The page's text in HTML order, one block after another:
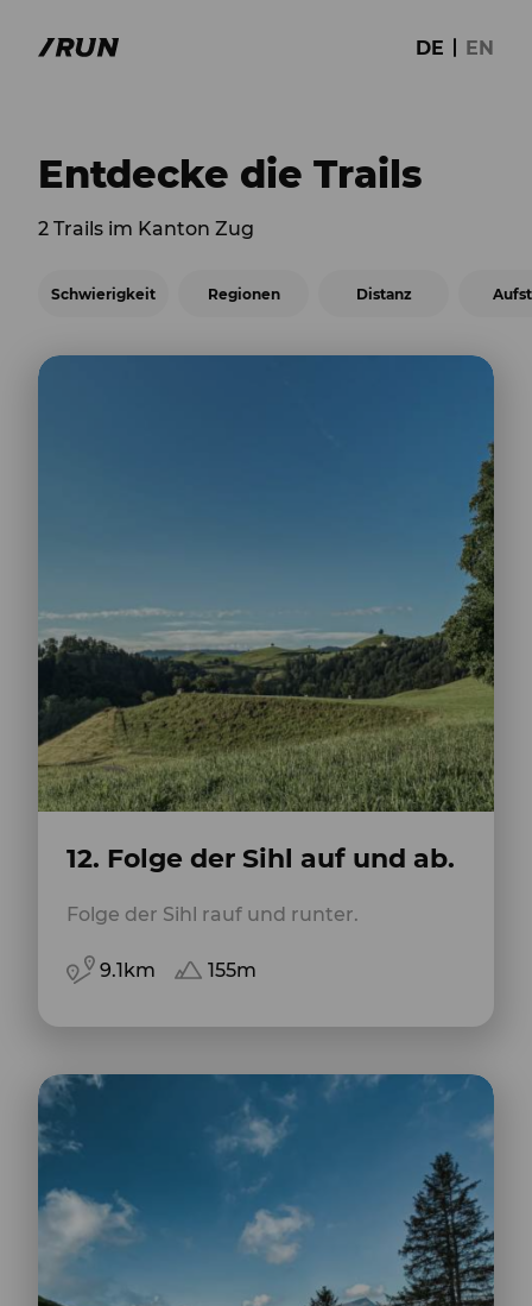
DE EN
Entdecke die Trails
2 Trails im Kanton Zug
Schwierigkeit Regionen Distanz
12. Folge der Sihl auf und ab.
Folge der Sihl rauf und runter.
9.1km 155m